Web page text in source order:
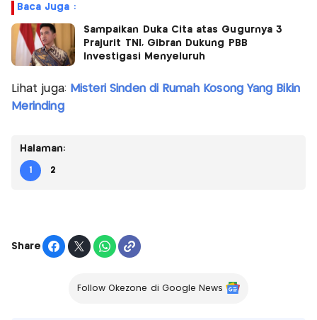
Baca Juga :
Sampaikan Duka Cita atas Gugurnya 3
Prajurit TNI, Gibran Dukung PBB
Investigasi Menyeluruh
Lihat juga: Misteri Sinden di Rumah Kosong Yang Bikin
Merinding
Halaman:
1 2
Share
Follow Okezone di Google News